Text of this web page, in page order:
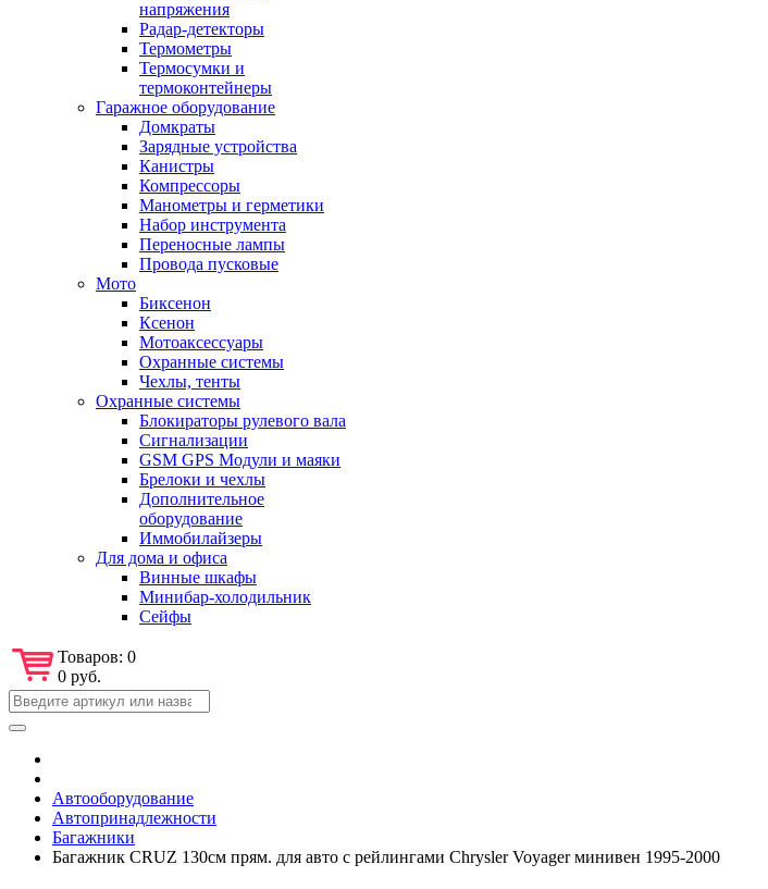
напряжения
Радар-детекторы
Термометры
Термосумки и
термоконтейнеры
Гаражное оборудование
Домкраты
Зарядные устройства
Канистры
Компрессоры
Манометры и герметики
Набор инструмента
Переносные лампы
Провода пусковые
Мото
Биксенон
Ксенон
Мотоаксессуары
Охранные системы
Чехлы, тенты
Охранные системы
Блокираторы рулевого вала
Сигнализации
GSM GPS Модули и маяки
Брелоки и чехлы
Дополнительное
оборудование
Иммобилайзеры
Для дома и офиса
Винные шкафы
Минибар-холодильник
Сейфы
Товаров: 0
0 руб.
Автооборудование
Автопринадлежности
Багажники
Багажник CRUZ 130см прям. для авто с рейлингами Chrysler Voyager минивен 1995-2000